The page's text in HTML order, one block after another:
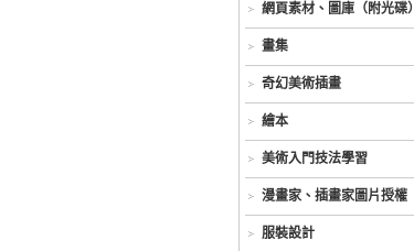
網頁素材、圖庫（附光碟）
畫集
奇幻美術插畫
繪本
美術入門技法學習
漫畫家、插畫家圖片授權
服裝設計